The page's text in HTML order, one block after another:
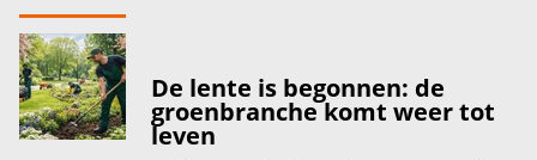
De lente is begonnen: de
groenbranche komt weer tot
leven